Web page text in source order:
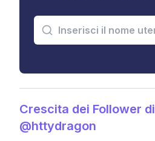
Crescita dei Follower di
@httydragon